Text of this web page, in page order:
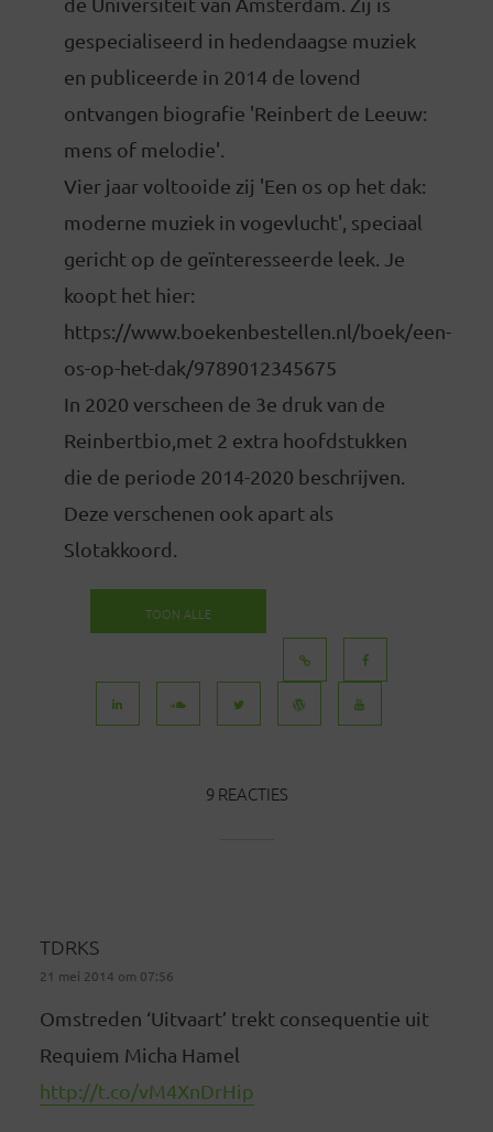
gespecialiseerd in hedendaagse muziek
en publiceerde in 2014 de lovend
ontvangen biografie 'Reinbert de Leeuw:
mens of melodie'.
Vier jaar voltooide zij 'Een os op het dak:
moderne muziek in vogevlucht', speciaal
gericht op de geïnteresseerde leek. Je
koopt het hier:
https://www.boekenbestellen.nl/boek/een-
os-op-het-dak/9789012345675
In 2020 verscheen de 3e druk van de
Reinbertbio,met 2 extra hoofdstukken
die de periode 2014-2020 beschrijven.
Deze verschenen ook apart als
Slotakkoord.
TOON ALLE
9 REACTIES
TDRKS
21 mei 2014 om 07:56
Omstreden ‘Uitvaart’ trekt consequentie uit
Requiem Micha Hamel
http://t.co/vM4XnDrHip